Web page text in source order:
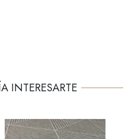
INTERESARTE